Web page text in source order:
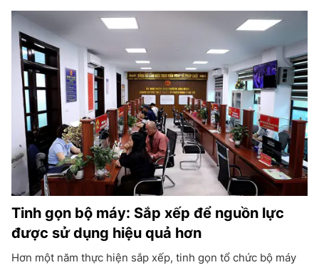
Tinh gọn bộ máy: Sắp xếp để nguồn lực
được sử dụng hiệu quả hơn
Hơn một năm thực hiện sắp xếp, tinh gọn tổ chức bộ máy